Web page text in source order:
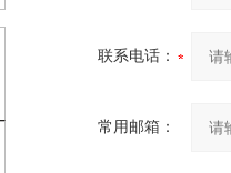
联系电话：
常用邮箱：